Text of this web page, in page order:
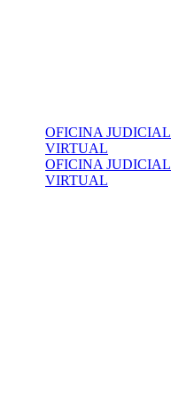
OFICINA JUDICIAL
VIRTUAL
OFICINA JUDICIAL
VIRTUAL